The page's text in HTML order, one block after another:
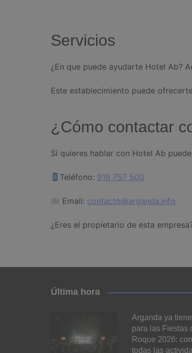
Servicios
¿En que puede ayudarte Hotel Ab?
Este establecimiento puede
¿Cómo contactar
Si quieres hablar con Hotel Ab
Teléfono: 918 757 500
Email: contacto@arganda.info
¿Eres el propietario de esta
Última hora
Arganda ya
para las Fiestas
Roque 2026:
todas las